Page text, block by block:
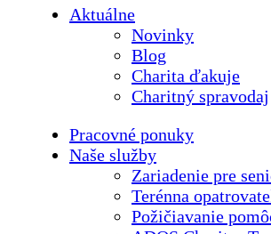
Aktuálne
Novinky
Blog
Charita ďakuje
Charitný spravodaj
Pracovné ponuky
Naše služby
Zariadenie pre
Terénna
Požičiavanie